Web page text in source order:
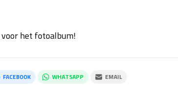
het fotoalbum!
FACEBOOK WHATSAPP EMAIL